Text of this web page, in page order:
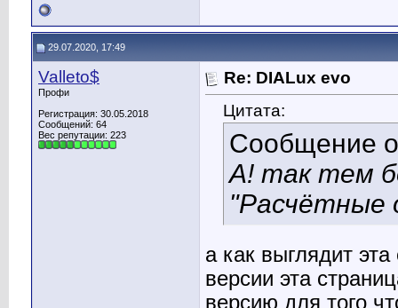
29.07.2020, 17:49
Valleto$
Профи
Регистрация: 30.05.2018
Сообщений: 64
Вес репутации: 223
Re: DIALux evo
Цитата:
Сообщение
А! так тем
"Расчётные
а как выглядит
версии эта
версию для того